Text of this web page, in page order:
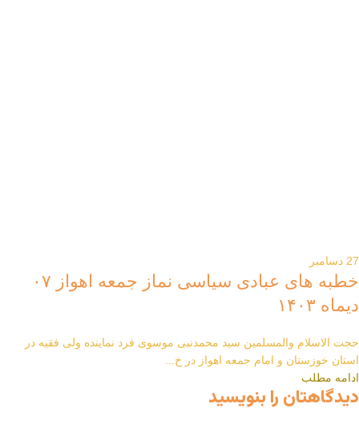
27 دسامبر
خطبه های عبادی سیاسی نماز جمعه اهواز ۰۷
دیماه ۱۴۰۳
حجت الاسلام والمسلمین سید محمدنبی موسوی فرد نماینده ولی فقیه در
استان خوزستان و امام جمعه اهواز در خ...
ادامه مطلب
دیدگاهتان را بنویسید